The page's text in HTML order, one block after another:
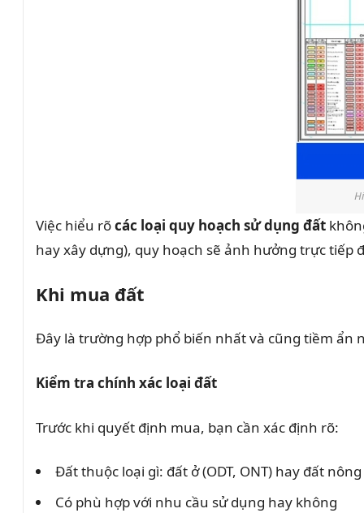
Việc hiểu rõcác loại quy hoạch sử dụng đất
hay xây dựng), quy hoạch sẽ ảnh hưởng trực tiếp
Khi mua đất
Đây là trường hợp phổ biến nhất và cũng tiềm ẩn
Kiểm tra chính xác loại đất
Trước khi quyết định mua, bạn cần xác định rõ:
Đất thuộc loại gì: đất ở (ODT, ONT) hay đất
Có phù hợp với nhu cầu sử dụng hay không